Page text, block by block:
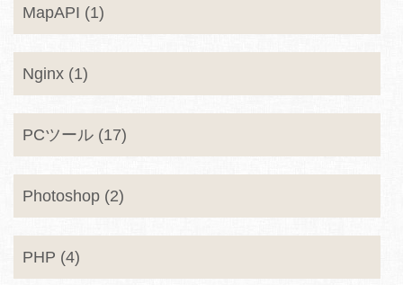
MapAPI (1)
Nginx (1)
PCツール (17)
Photoshop (2)
PHP (4)